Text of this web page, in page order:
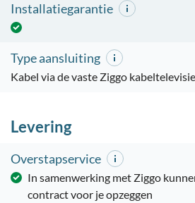
Installatiegarantie
Type aansluiting
Kabel via de vaste Ziggo
Levering
Overstapservice
In samenwerking met Ziggo
contract voor je opzeggen